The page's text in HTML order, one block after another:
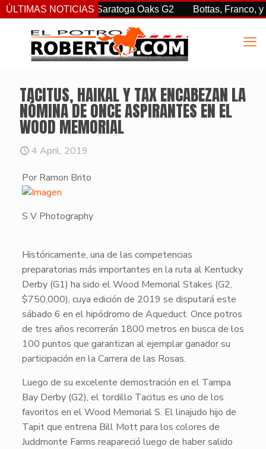
ÚLTIMAS NOTICIAS
en las Saratoga Oaks G2 Bottas, Franco, y
TACITUS, HAIKAL Y TAX ENCABEZAN LA
NÓMINA DE ONCE ASPIRANTES EN EL
WOOD MEMORIAL
4 April, 2019
Por Ramon Brito
S V Photography
​Históricamente, una de las competencias
preparatorias más importantes en la ruta al Kentucky
Derby (G1) ha sido elWood Memorial Stakes (G2,
$750,000), cuya edición de 2019 se disputará este
sábado 6 en el hipódromo de Aqueduct. Once potros
de tres años recorrerán 1800 metros en busca de los
100 puntos que garantizan al ejemplar ganador su
participación en la Carrera de las Rosas.
Luego de su excelente demostración en el Tampa
Bay Derby (G2), el tordillo Tacitus es uno de los
favoritos en el Wood Memorial S. El linajudo hijo de
Tapitque entrena Bill Mott para los colores de
Juddmonte Farms reapareció luego de haber salido